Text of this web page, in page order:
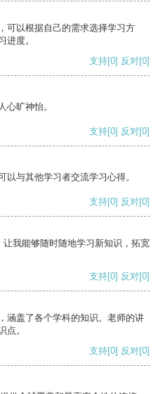
可以根据自己的需求选择学习方
进度。
支持[0] 反对[0]
心旷神怡。
支持[0] 反对[0]
与其他学习者交流学习心得。
支持[0] 反对[0]
我能够随时随地学习新知识，拓宽
支持[0] 反对[0]
涵盖了各个学科的知识。老师的讲
点。
支持[0] 反对[0]